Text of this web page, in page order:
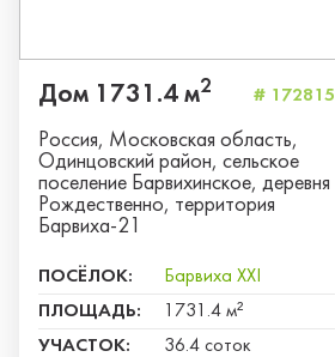
Дом 1731.4 м2 # 172815
Россия, Московская область,
Одинцовский район, сельское
поселение Барвихинское, деревня
Рождественно, территория
Барвиха-21
ПОСЁЛОК:
Барвиха XXI
ПЛОЩАДЬ:
1731.4 м²
УЧАСТОК:
36.4 соток